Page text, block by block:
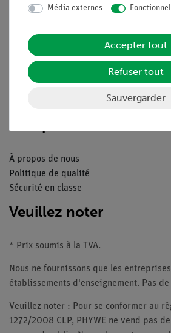
Service
Aperçu du service
Téléchargements
Catalogue
À propos de nous
Politique de qualité
Sécurité en classe
Veuillez noter
* Prix soumis à la TVA.
Nous ne fournissons que les
établissements d'enseignement. Pas
Veuillez noter : Pour se conformer au
1272/2008 CLP, PHYWE ne vend pas
Média externes Fonctionnel
Accepter tout
Refuser tout
Sauvergarder